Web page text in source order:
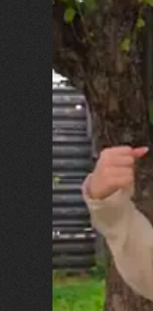
Калина,